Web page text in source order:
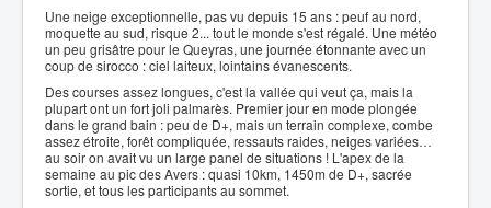
Une neige exceptionnelle, pas vu depuis 15 ans : peuf au nord,
moquette au sud, risque 2... tout le monde s'est régalé. Une météo
un peu grisâtre pour le Queyras, une journée étonnante avec un
coup de sirocco : ciel laiteux, lointains évanescents.
Des courses assez longues, c'est la vallée qui veut ça, mais la
plupart ont un fort joli palmarès. Premier jour en mode plongée
dans le grand bain : peu de D+, mais un terrain complexe, combe
assez étroite, forêt compliquée, ressauts raides, neiges variées…
au soir on avait vu un large panel de situations ! L'apex de la
semaine au pic des Avers : quasi 10km, 1450m de D+, sacrée
sortie, et tous les participants au sommet.